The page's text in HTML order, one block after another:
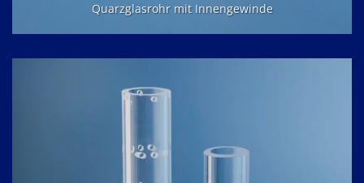
Quarzglasrohr mit Innengewinde